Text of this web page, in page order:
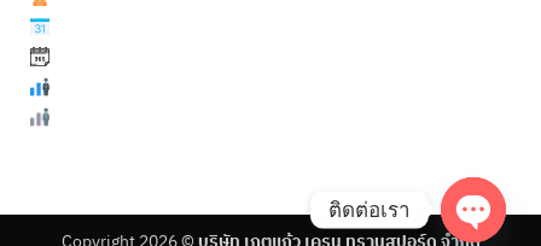
Copyright 2026 © บริษัท เกตุแก้ว เครน ทรานสปอร์ด จำกัด
ติดต่อเรา